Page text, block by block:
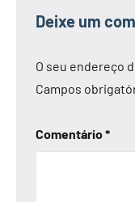
Deixe um
O seu endereço
Campos
Comentário*